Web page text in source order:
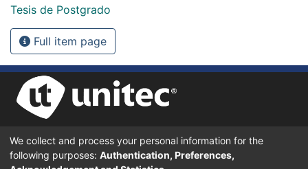
Tesis de Postgrado
Full item page
UNIVERSIDAD TECNOLÓGICA CENTROAMERICANA UNITEC
BOULEVARD KENNEDY, V-782, FRENTE A RESIDENCIAL HONDURAS.
TEGUCIGALPA, FRANCISCO MORAZÁN, 11101
We collect and process your personal information for the
following purposes: Authentication, Preferences,